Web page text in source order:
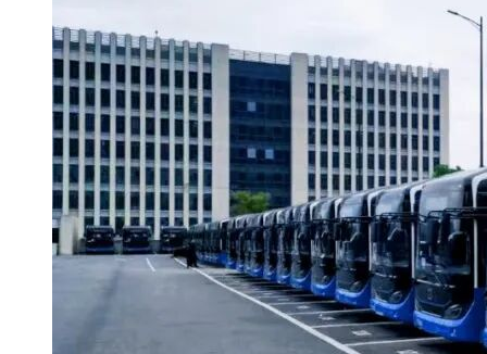
四、投标人信用信息
(一)信用信息查询渠道为：“信用中国”网
(www.creditchina.gov.cn)、“中国政府采购”网
(www.ccgp.gov.cn)、江苏政府采购网(www.ccgp-
jiangsu.gov.cn)。
(二)信用信息查询截止时点：资格审查结束前。
(三)信用信息查询记录和证据留存的方式：由采购人在资格审
查现场查询信用信息，网页截屏打印，与其他采购文件一并保
存。网页截屏应当留有(或注明)查询时点的网页地址和网络时
间标记。信用查询记录(网页截屏和《政府采购信用信息查询
使用情况说明》)由采购人授权的经办人签字确认。